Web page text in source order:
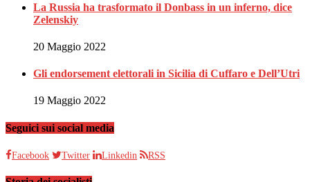
La Russia ha trasformato il Donbass in un inferno, dice
Zelenskiy
20 Maggio 2022
Gli endorsement elettorali in Sicilia di Cuffaro e Dell’Utri
19 Maggio 2022
Seguici sui social media
Facebook Twitter Linkedin RSS